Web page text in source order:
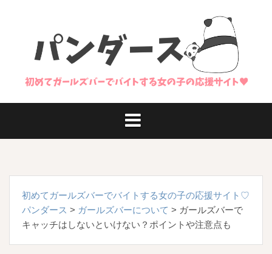
プ
初めてガールズバーでバイトする女の子の応援サイト♡
パンダース > ガールズバーについて > ガールズバーで
キャッチはしないといけない？ポイントや注意点も